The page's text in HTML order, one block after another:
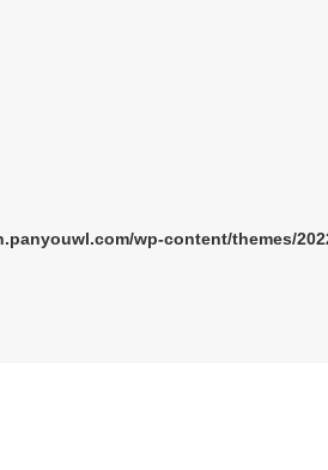
wp-content/themes/